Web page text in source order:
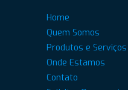
Home
Quem Somos
Produtos e Serviços
Onde Estamos
Contato